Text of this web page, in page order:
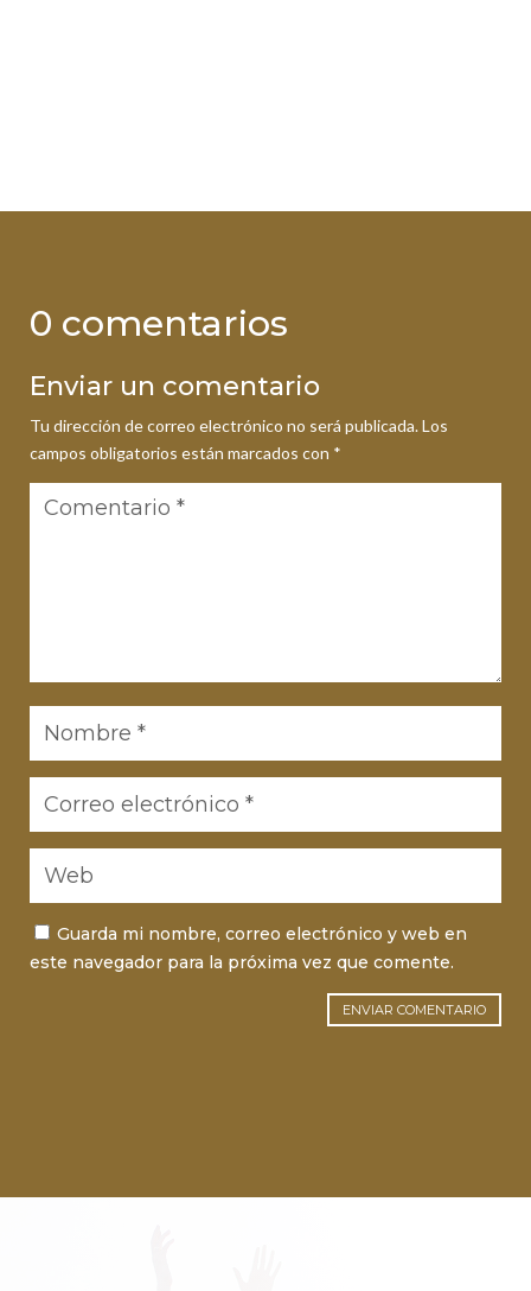
0 comentarios
Enviar un comentario
Tu dirección de correo electrónico no será publicada.Los
campos obligatorios están marcados con *
Guarda mi nombre, correo electrónico y web en
este navegador para la próxima vez que comente.
ENVIAR COMENTARIO